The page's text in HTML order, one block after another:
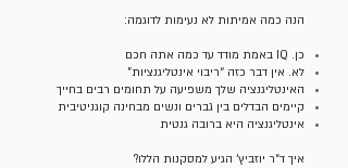
הנה כמה אמיתות לא נעימות לדוגמה:
כן. IQ באמת מודד עד כמה אתה חכם
לא. אין דבר כזה “ריבוי אינטליגנציות”
האינטליגנציה שלך משפיעה על תחומים רבים בחייך
קיימים הבדלים בין גברים ונשים מבחינה קוגניטיבית
אינטליגנציה היא ברובה גנטית
איך ד״ר יוזביץ׳ הגיע למסקנות הללו?